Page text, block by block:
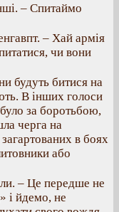
– Спитаймо
– Хай армія
чи вони
будуть битися на
В інших голоси
за боротьбою,
черга на
в боях
або
– Це передше не
і йдемо, не